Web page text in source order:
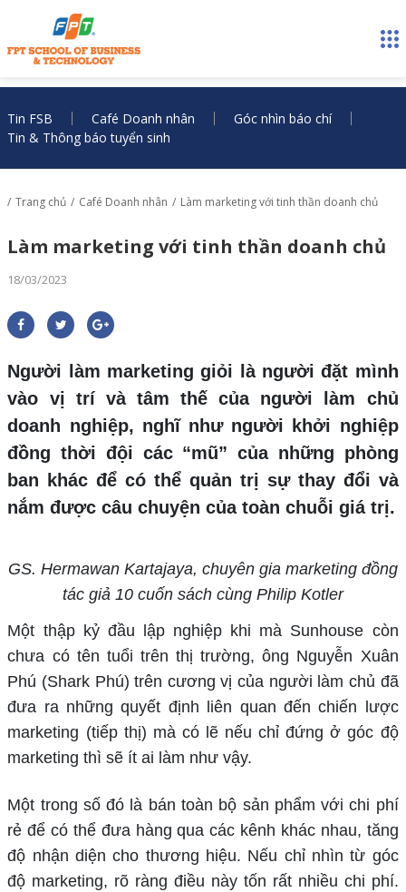
Tin FSB Café Doanh nhân
Góc nhìn báo chí
Tin & Thông báo tuyển sinh
Trang chủ Café Doanh nhân Làm marketing với tinh thần doanh chủ
Làm marketing với tinh thần doanh chủ
18/03/2023
Người làm marketing giỏi là người đặt mình
vào vị trí và tâm thế của người làm chủ
doanh nghiệp, nghĩ như người khởi nghiệp
đồng thời đội các “mũ” của những phòng
ban khác để có thể quản trị sự thay đổi và
nắm được câu chuyện của toàn chuỗi giá trị.
GS. Hermawan Kartajaya, chuyên gia marketing đồng
tác giả 10 cuốn sách cùng Philip Kotler
Một thập kỷ đầu lập nghiệp khi mà Sunhouse còn
chưa có tên tuổi trên thị trường, ông Nguyễn Xuân
Phú (Shark Phú) trên cương vị của người làm chủ đã
đưa ra những quyết định liên quan đến chiến lược
marketing (tiếp thị) mà có lẽ nếu chỉ đứng ở góc độ
marketing thì sẽ ít ai làm như vậy.
Một trong số đó là bán toàn bộ sản phẩm với chi phí
rẻ để có thể đưa hàng qua các kênh khác nhau, tăng
độ nhận diện cho thương hiệu. Nếu chỉ nhìn từ góc
độ marketing, rõ ràng điều này tốn rất nhiều chi phí.